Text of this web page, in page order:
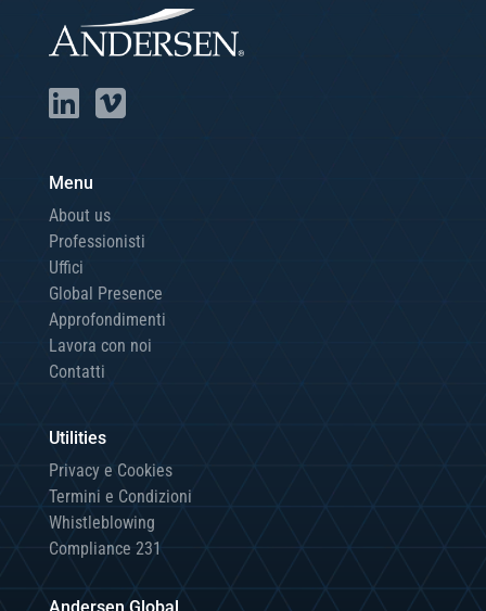
Menu
About us
Professionisti
Uffici
Global Presence
Approfondimenti
Lavora con noi
Contatti
Utilities
Privacy e Cookies
Termini e Condizioni
Whistleblowing
Compliance 231
Andersen Global